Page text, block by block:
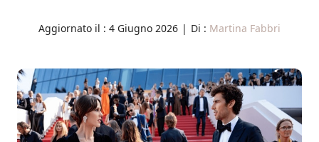
Aggiornato il : 4 Giugno 2026 | Di : Martina Fabbri